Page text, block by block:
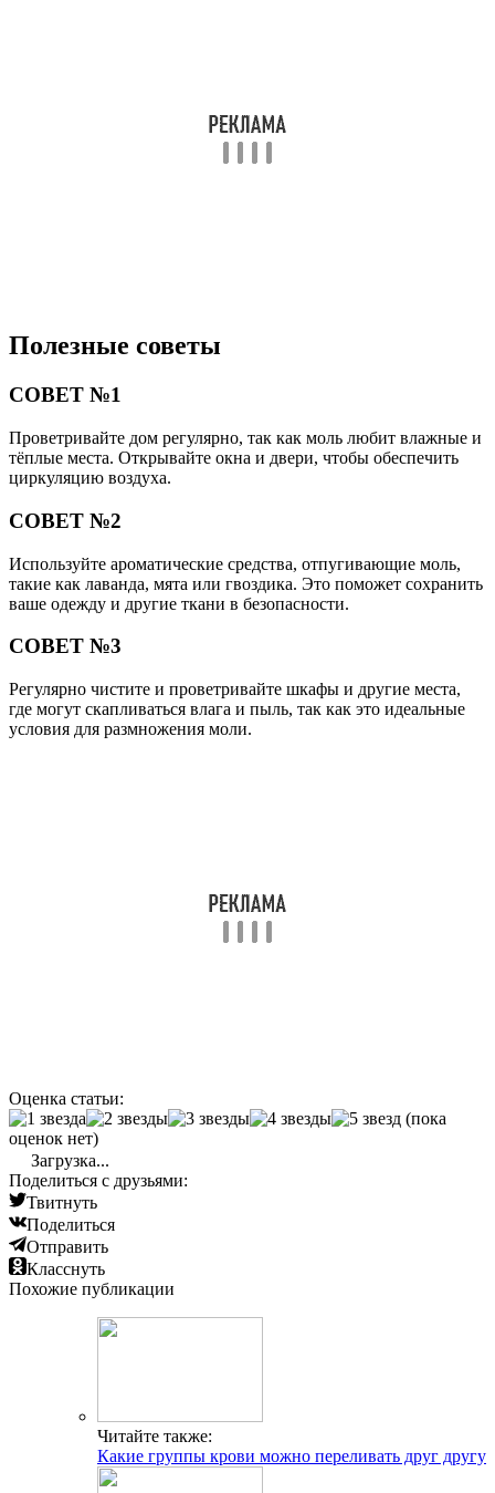
Полезные советы
СОВЕТ №1
Проветривайте дом регулярно, так как моль любит влажные и
тёплые места. Открывайте окна и двери, чтобы обеспечить
циркуляцию воздуха.
СОВЕТ №2
Используйте ароматические средства, отпугивающие моль,
такие как лаванда, мята или гвоздика. Это поможет сохранить
ваше одежду и другие ткани в безопасности.
СОВЕТ №3
Регулярно чистите и проветривайте шкафы и другие места,
где могут скапливаться влага и пыль, так как это идеальные
условия для размножения моли.
Оценка статьи:
(пока
оценок нет)
Загрузка...
Поделиться с друзьями:
Твитнуть
Поделиться
Отправить
Класснуть
Похожие публикации
Читайте также:
Какие группы крови можно переливать друг другу